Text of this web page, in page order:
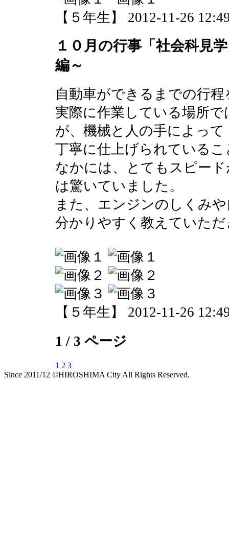
【５年生】 2012-11-26
１０月の行事「社会科見
編～
自動車ができるまでの行
実際に作業している場所
が、機械と人の手によって
丁寧に仕上げられている
なかには、とてもスピー
は驚いていました。
また、エンジンのしくみ
分かりやすく教えていた
【５年生】 2012-11-26
1 / 3 ページ
1 2 3
Since 2011/12 ©HIROSHIMA City All Rights Reserved.